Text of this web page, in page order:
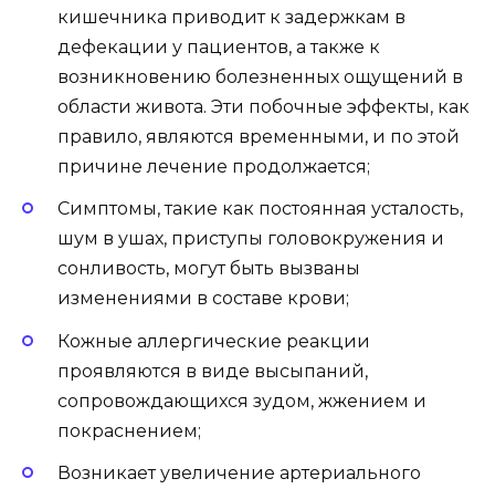
кишечника приводит к задержкам в
дефекации у пациентов, а также к
возникновению болезненных ощущений в
области живота. Эти побочные эффекты, как
правило, являются временными, и по этой
причине лечение продолжается;
Симптомы, такие как постоянная усталость,
шум в ушах, приступы головокружения и
сонливость, могут быть вызваны
изменениями в составе крови;
Кожные аллергические реакции
проявляются в виде высыпаний,
сопровождающихся зудом, жжением и
покраснением;
Возникает увеличение артериального